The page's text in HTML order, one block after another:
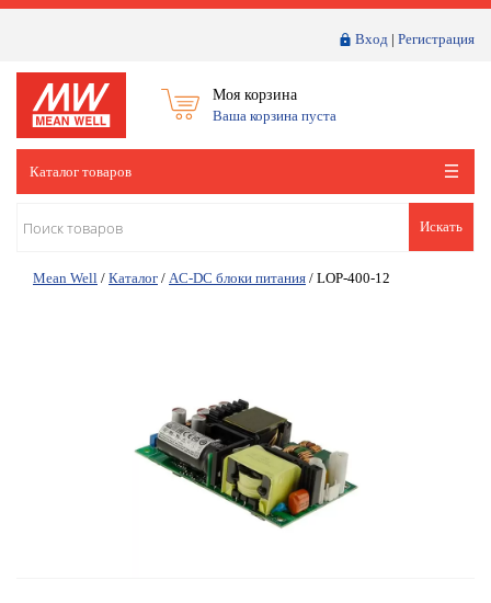
Вход | Регистрация
Моя корзина
Ваша корзина пуста
Каталог товаров
Искать
Mean Well / Каталог / AC-DC блоки питания / LOP-400-12